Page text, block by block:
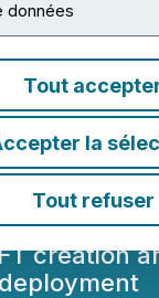
données
Tout
la
Tout refuser
to enable
creation